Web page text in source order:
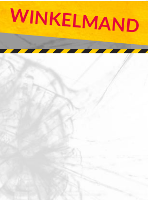
WINKELMAND